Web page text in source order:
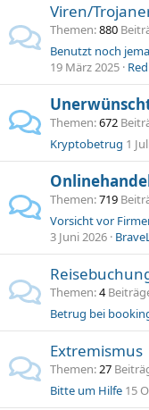
Viren/
Themen 880
Benutzt noch
19 März 2025
Themen 672
Kryptobetrug 1
Themen 719
3 Juni 2026
Themen 4
Betrug bei
Extremismus
Themen 27
Bitte um Hilfe 15